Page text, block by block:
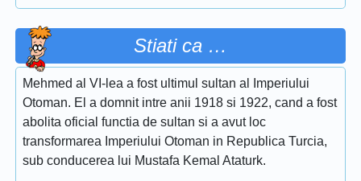
Stiati ca …
Mehmed al VI-lea a fost ultimul sultan al Imperiului
Otoman. El a domnit intre anii 1918 si 1922, cand a fost
abolita oficial functia de sultan si a avut loc
transformarea Imperiului Otoman in Republica Turcia,
sub conducerea lui Mustafa Kemal Ataturk.